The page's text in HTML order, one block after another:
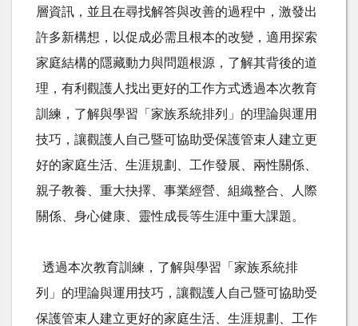
層資訊，並且在尋找解答與改善的過程中，激發出
許多新構想，以促成必需且根本的改變，適用探索
家庭結構的隱藏動力與問題根源，了解其背後的道
理，有利觀護人找出更好的工作方式透過本次教育
訓練，了解與學習「家族系統排列」的理論與運用
技巧，讓觀護人自己暨可協助受保護管束人建立更
好的家庭生活、生涯規劃、工作發展、兩性關係、
親子教養、重大抉擇、事業經營、組織整合、人際
關係、身心健康、靈性成長等生涯中重大課題。
透過本次教育訓練，了解與學習「家族系統排
列」的理論與運用技巧，讓觀護人自己暨可協助受
保護管束人建立更好的家庭生活、生涯規劃、工作